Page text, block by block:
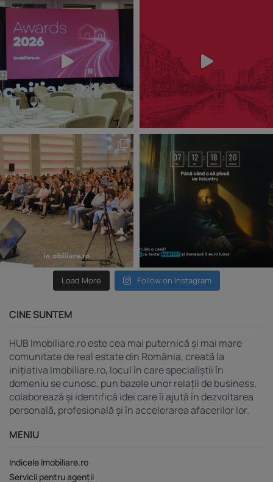
Load More Follow on Instagram
CINE SUNTEM
HUB Imobiliare.ro este cea mai puternică și mai mare
comunitate de real estate din România, creată la
inițiativa Imobiliare.ro, locul în care specialiștii în
domeniu se cunosc, pun bazele unor relații de business,
colaborează și identifică idei care îi ajută în dezvoltarea
personală, profesională și în accelerarea afacerilor lor.
MENIU
Indicele Imobiliare.ro
Servicii pentru agenții